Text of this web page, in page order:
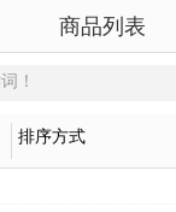
商品列表
！
排序方式